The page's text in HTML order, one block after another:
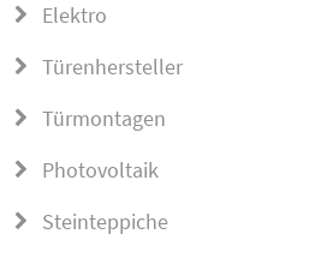
Elektro
Türenhersteller
Türmontagen
Photovoltaik
Steinteppiche